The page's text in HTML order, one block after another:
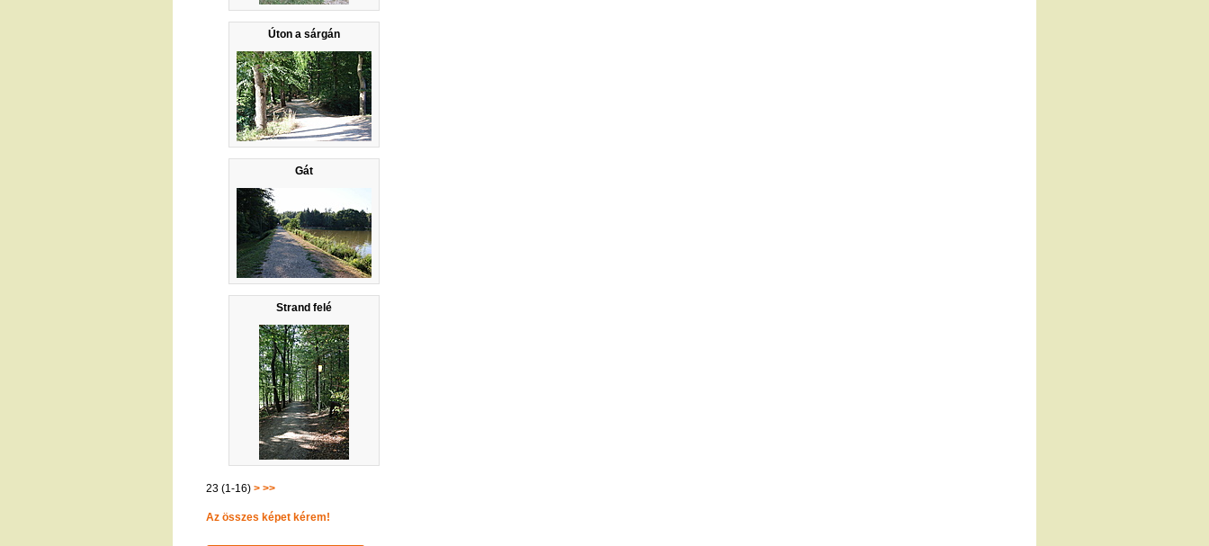
Úton a sárgán
Gát
Strand felé
23 (1-16) > >>
Az összes képet kérem!